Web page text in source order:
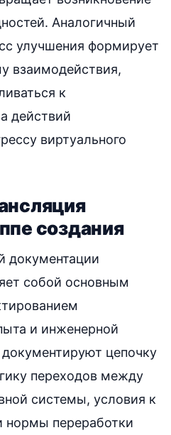
Аналогичный
улучшения формирует
взаимодействия,
к
действий
виртуального
создания
документации
собой основным
и инженерной
цепочку
переходов между
системы, условия к
нормы переработки